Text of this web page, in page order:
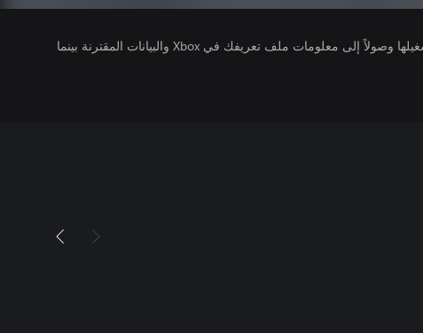
يتلقى ناشرو الألعاب التي تقوم بتشغيلها وصولاً إلى معلومات ملف تعريفك في Xbox والبيانات المقترنة بينما